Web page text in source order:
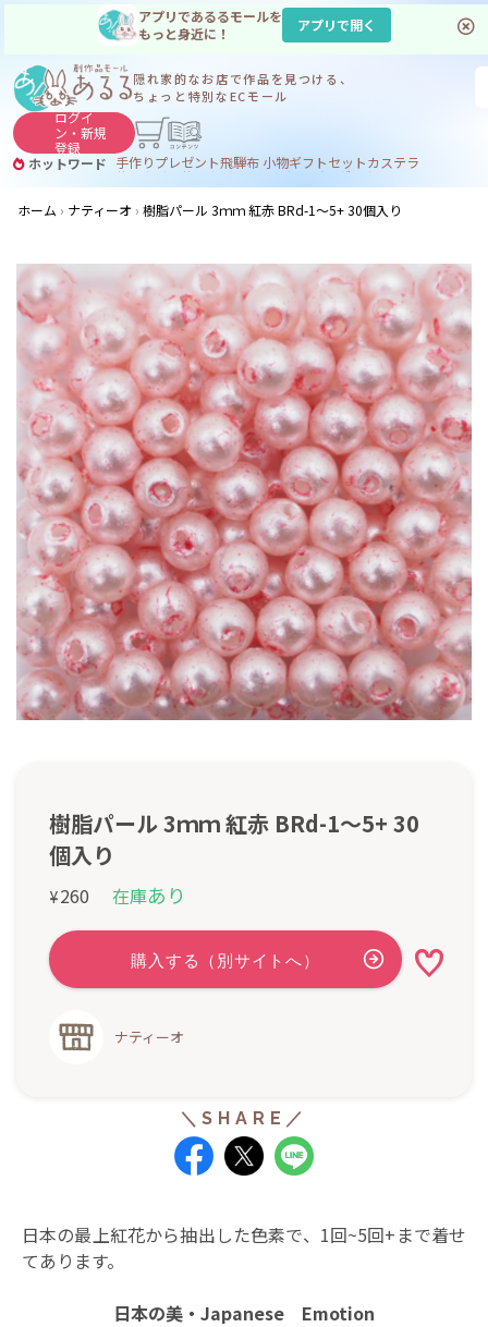
アプリであるるモールを
もっと身近に！
アプリで開く
隠れ家的なお店で作品を見つける、
ちょっと特別なECモール
ログイ
ン・新規
登録
ホットワード 手作りプレゼント飛騨布 小物ギフトセットカステラ
サヌカイト コーヒー
ジンギスカン
ホーム
ナティーオ 樹脂パール 3ｍｍ 紅赤 BRd-1〜5+ 30個入り
樹脂パール 3ｍｍ 紅赤 BRd-1〜5+ 30
個入り
¥260 在庫あり
ナティーオ
日本の最上紅花から抽出した色素で、1回~5回+まで着せ
てあります。
日本の美・Japanese Emotion